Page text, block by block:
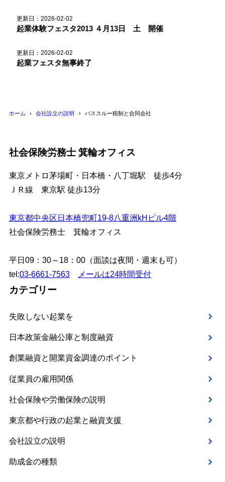
更新日：2026-02-02
起業体験フェスタ2013 ４月13日 土 開催
更新日：2026-02-02
起業フェスタ無事終了
ホーム 会社設立の説明 パススルー税制と合同会社
社会保険労務士 箕輪オフィス
東京メトロ茅場町・日本橋・八丁堀駅 徒歩4分
ＪＲ線 東京駅 徒歩13分
東京都中央区日本橋兜町19-8八重洲kHビル4階
社会保険労務士 箕輪オフィス
平日09：30～18：00（面談は夜間・週末も可）
tel:03-6661-7563 メールは24時間受付
カテゴリー
失敗しない起業を
日本政策金融公庫と制度融資
創業融資と開業資金調達のポイント
従業員の雇用関係
社会保険や労働保険の説明
東京都や行政の起業と融資支援
会社設立の説明
助成金の種類